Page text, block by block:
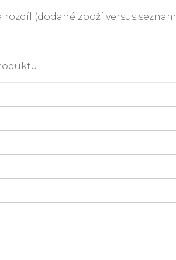
(dodané zboží versus seznam)